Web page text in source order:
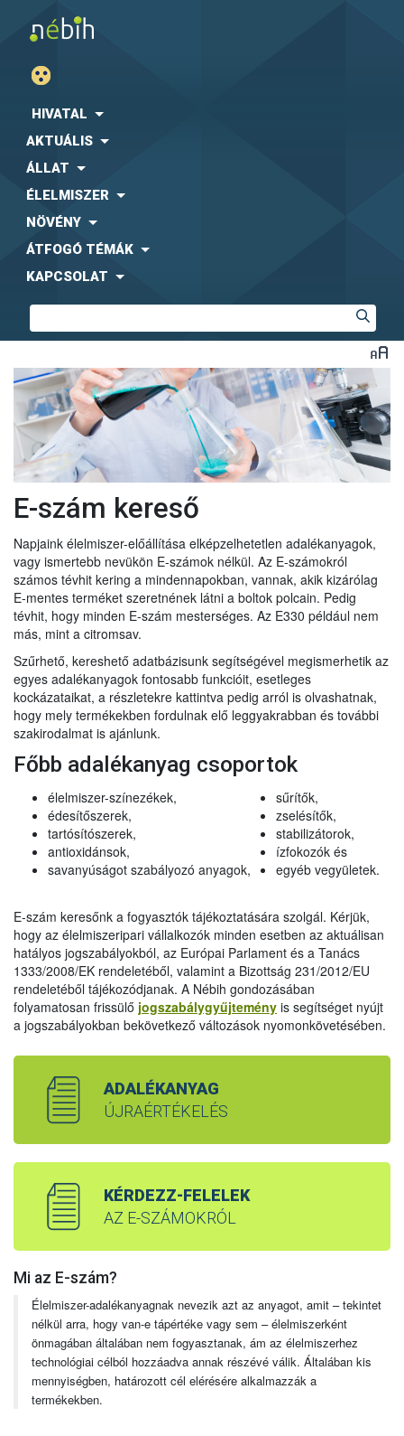
HIVATAL
AKTUÁLIS
ÁLLAT
ÉLELMISZER
NÖVÉNY
ÁTFOGÓ TÉMÁK
KAPCSOLAT
E-szám kereső
Napjaink élelmiszer-előállítása elképzelhetetlen adalékanyagok,
vagy ismertebb nevükön E-számok nélkül. Az E-számokról
számos tévhit kering a mindennapokban, vannak, akik kizárólag
E-mentes terméket szeretnének látni a boltok polcain. Pedig
tévhit, hogy minden E-szám mesterséges. Az E330 például nem
más, mint a citromsav.
Szűrhető, kereshető adatbázisunk segítségével megismerhetik az
egyes adalékanyagok fontosabb funkcióit, esetleges
kockázataikat, a részletekre kattintva pedig arról is olvashatnak,
hogy mely termékekben fordulnak elő leggyakrabban és további
szakirodalmat is ajánlunk.
Főbb adalékanyag csoportok
élelmiszer-színezékek,
édesítőszerek,
tartósítószerek,
antioxidánsok,
savanyúságot szabályozó anyagok,
sűrítők,
zselésítők,
stabilizátorok,
ízfokozók és
egyéb vegyületek.
E-szám keresőnk a fogyasztók tájékoztatására szolgál. Kérjük,
hogy az élelmiszeripari vállalkozók minden esetben az aktuálisan
hatályos jogszabályokból, az Európai Parlament és a Tanács
1333/2008/EK rendeletéből, valamint a Bizottság 231/2012/EU
rendeletéből tájékozódjanak. A Nébih gondozásában
folyamatosan frissülő jogszabálygyűjtemény is segítséget nyújt
a jogszabályokban bekövetkező változások nyomonkövetésében.
ADALÉKANYAG
ÚJRAÉRTÉKELÉS
KÉRDEZZ-FELELEK
AZ E-SZÁMOKRÓL
Mi az E-szám?
Élelmiszer-adalékanyagnak nevezik azt az anyagot, amit – tekintet
nélkül arra, hogy van-e tápértéke vagy sem – élelmiszerként
önmagában általában nem fogyasztanak, ám az élelmiszerhez
technológiai célból hozzáadva annak részévé válik. Általában kis
mennyiségben, határozott cél elérésére alkalmazzák a
termékekben.